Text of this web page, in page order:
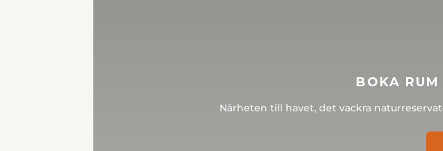
BOKA
Närheten till havet, det vackra